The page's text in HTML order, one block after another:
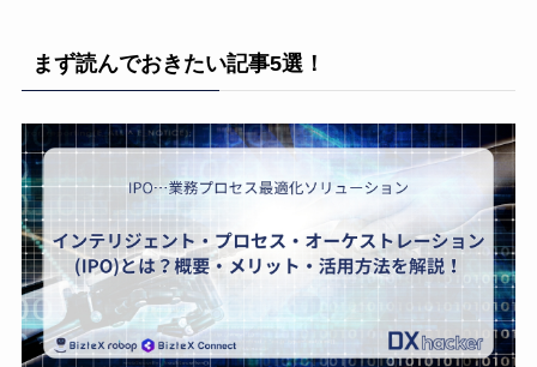
まず読んでおきたい記事5選！